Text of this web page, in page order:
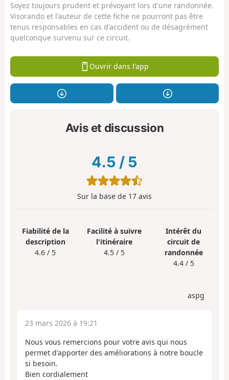
Soyez toujours prudent et prévoyant lors d'une randonnée.
Visorando et l'auteur de cette fiche ne pourront pas être
tenus responsables en cas d'accident ou de désagrément
quelconque survenu sur ce circuit.
Ouvrir dans l'app
Avis et discussion
4.5 / 5
Sur la base de 17 avis
Fiabilité de la
description
4.6 / 5
Facilité à suivre
l'itinéraire
4.5 / 5
Intérêt du
circuit de
randonnée
4.4 / 5
aspg
23 mars 2026 à 19:21
Nous vous remercions pour votre avis qui nous
permet d'apporter des améliorations à notre boucle
si besoin.
Bien cordialement